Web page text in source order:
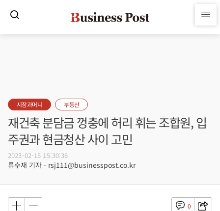
시장과머니 부동산
재건축 분담금 껑충에 허리 휘는 조합원, 입
주권과 현금청산 사이 고민
2023-02-15 15:30:36
류수재 기자 - rsj111@businesspost.co.kr
0